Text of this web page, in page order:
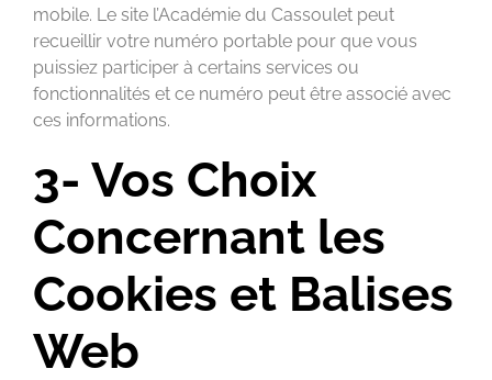
mobile. Le site l’Académie du Cassoulet peut
recueillir votre numéro portable pour que vous
puissiez participer à certains services ou
fonctionnalités et ce numéro peut être associé avec
ces informations.
3- Vos Choix
Concernant les
Cookies et Balises
Web